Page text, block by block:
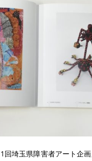
回埼玉県障害者アート企